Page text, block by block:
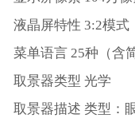
液晶屏特性 3:2模式
菜单语言 25种（含
取景器类型 光学
取景器描述 类型：